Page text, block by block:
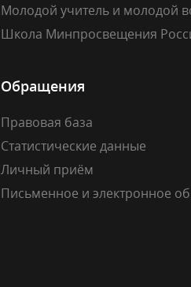
Молодой учитель и молодой
Школа Минпросвещения
Обращения
Правовая база
Статистические данные
Личный приём
Письменное и электронное